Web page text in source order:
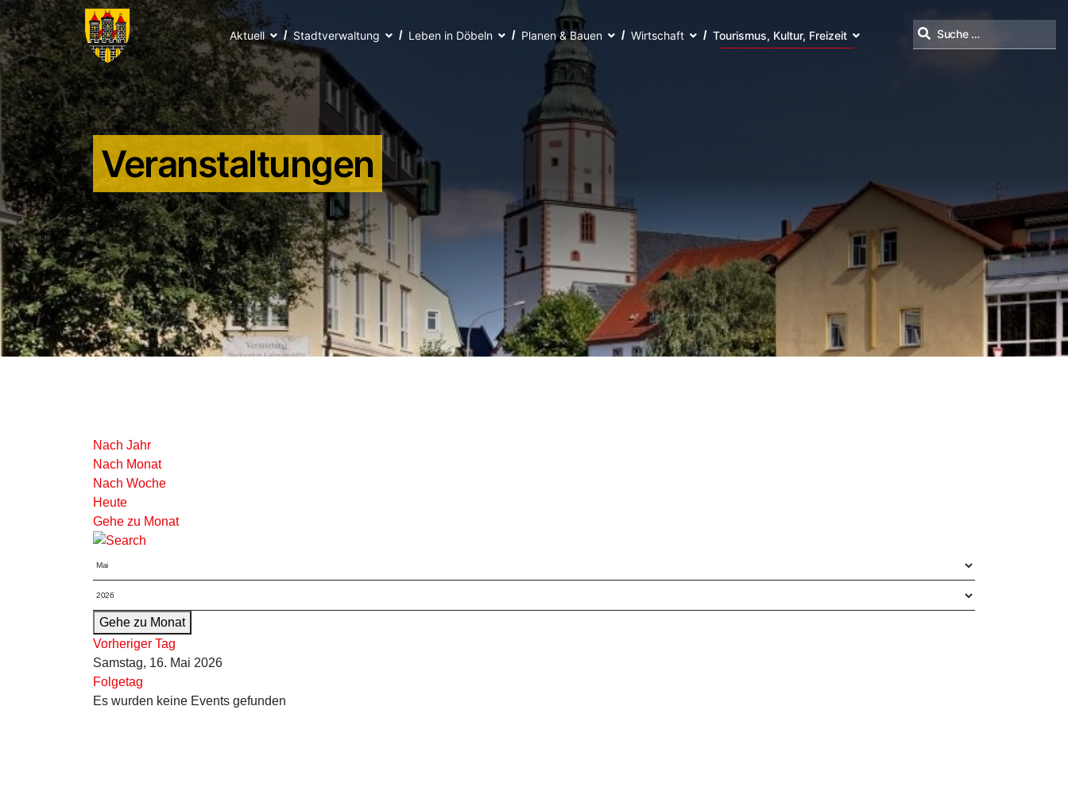
Aktuell Stadtverwaltung Leben in Döbeln Planen & Bauen Wirtschaft Tourismus, Kultur, Freizeit
Veranstaltungen
Nach Jahr
Nach Monat
Nach Woche
Heute
Gehe zu Monat
Gehe zu Monat
Vorheriger Tag
Samstag, 16. Mai 2026
Folgetag
Es wurden keine Events gefunden